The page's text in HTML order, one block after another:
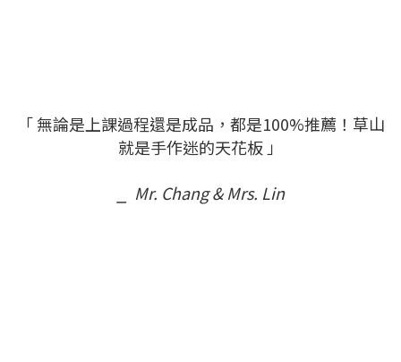
「 無論是上課過程還是成品，都是100%推薦！草山
就是手作迷的天花板 」
⎯ Mr. Chang & Mrs. Lin